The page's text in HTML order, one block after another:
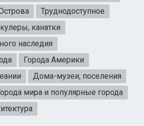
Труднодоступное
канатки
наследия
Города Америки
Дома-музеи, поселения
мира и популярные города